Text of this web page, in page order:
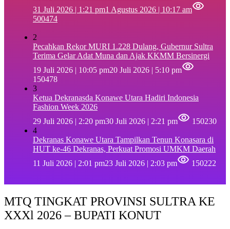
31 Juli 2026 | 1:21 pm1 Agustus 2026 | 10:17 am
500474
2
Pecahkan Rekor MURI 1.228 Dulang, Gubernur Sultra
Terima Gelar Adat Muna dan Ajak KKMM Bersinergi
19 Juli 2026 | 10:05 pm20 Juli 2026 | 5:10 pm
150478
3
Ketua Dekranasda Konawe Utara Hadiri Indonesia
Fashion Week 2026
29 Juli 2026 | 2:20 pm30 Juli 2026 | 2:21 pm
150230
4
Dekranas Konawe Utara Tampilkan Tenun Konasara di
HUT ke-46 Dekranas, Perkuat Promosi UMKM Daerah
11 Juli 2026 | 2:01 pm23 Juli 2026 | 2:03 pm 150222
MTQ TINGKAT PROVINSI SULTRA KE
XXXl 2026 – BUPATI KONUT